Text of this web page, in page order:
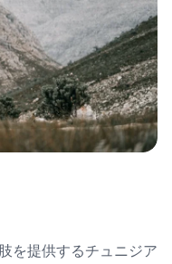
を提供するチュニジア